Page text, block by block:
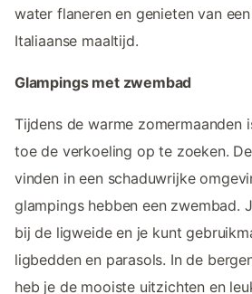
water flaneren en genieten van
Italiaanse maaltijd.
Glampings met zwembad
Tijdens de warme zomermaanden
toe de verkoeling op te zoeken.
vinden in een schaduwrijke
glampings hebben een zwembad.
bij de ligweide en je kunt
ligbedden en parasols. In de
heb je de mooiste uitzichten en